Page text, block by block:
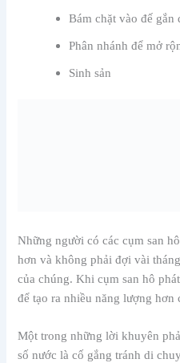
Bám chặt vào đế gắn
Phân nhánh để mở
Sinh sản
Những người có các cụm san
hơn và không phải đợi vài
của chúng. Khi cụm san hô
để tạo ra nhiều năng lượng hơn
Một trong những lời khuyên
số nước là cố gắng tránh di